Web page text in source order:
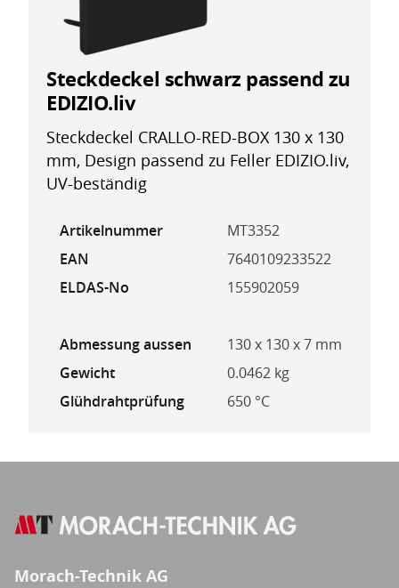
Steckdeckel schwarz passend zu
EDIZIO.liv
Steckdeckel CRALLO-RED-BOX 130 x 130
mm, Design passend zu Feller EDIZIO.liv,
UV-beständig
Artikelnummer
MT3352
EAN
7640109233522
ELDAS-No
155902059
Abmessung aussen
130 x 130 x 7 mm
Gewicht
0.0462 kg
Glühdrahtprüfung
650 °C
Morach-Technik AG